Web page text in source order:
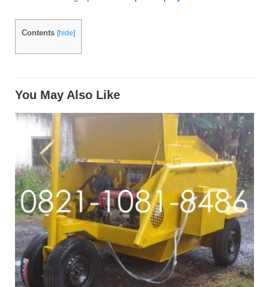
Contents [hide]
You May Also Like